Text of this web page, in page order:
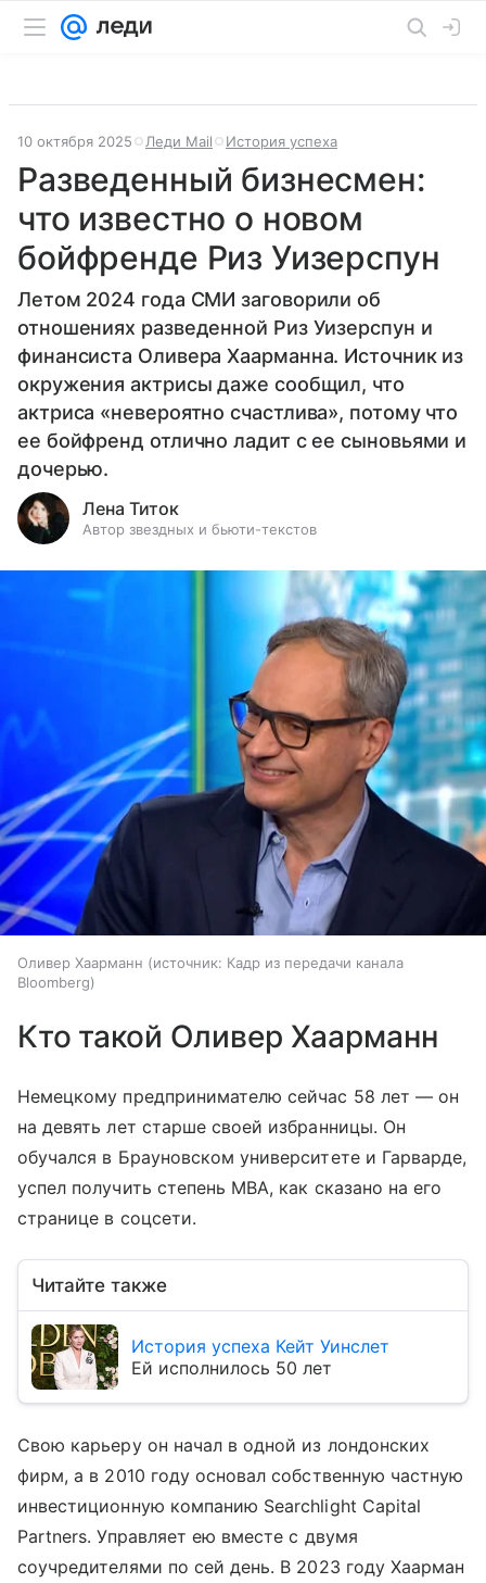
10 октября 2025 Леди Mail История успеха
Разведенный бизнесмен:
что известно о новом
бойфренде Риз Уизерспун
Летом 2024 года СМИ заговорили об
отношениях разведенной Риз Уизерспун и
финансиста Оливера Хаарманна. Источник из
окружения актрисы даже сообщил, что
актриса «невероятно счастлива», потому что
ее бойфренд отлично ладит с ее сыновьями и
дочерью.
Лена Титок
Автор звездных и бьюти-текстов
Оливер Хаарманн источник: Кадр из передачи канала
Bloomberg
Кто такой Оливер Хаарманн
Немецкому предпринимателю сейчас 58 лет — он
на девять лет старше своей избранницы. Он
обучался в Брауновском университете и Гарварде,
успел получить степень MBA, как сказано на его
странице в соцсети.
Читайте также
История успеха Кейт Уинслет
Ей исполнилось 50 лет
Свою карьеру он начал в одной из лондонских
фирм, а в 2010 году основал собственную частную
инвестиционную компанию Searchlight Capital
Partners. Управляет ею вместе с двумя
соучредителями по сей день. В 2023 году Хаарман